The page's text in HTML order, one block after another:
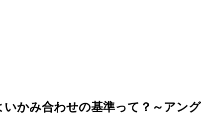
かみ合わせの基準って？～アン